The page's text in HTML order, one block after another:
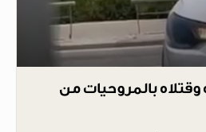
وقتلاه بالمروحيات من